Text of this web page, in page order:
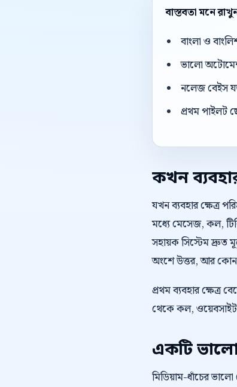
বাস্তবতা মনে
বাংলা ও
ভালো
নলেজ বেইস
প্রথম পাইলট
কখন
যখন ব্যবহার ক্ষেত্র
মধ্যে মেসেজ, কল,
সহায়ক সিস্টেম দ্রুত
অংশে উত্তর, আর কোন
প্রথম ব্যবহার ক্ষেত্র
থেকে কল,
একটি
মিডিয়াম-ধাঁচের